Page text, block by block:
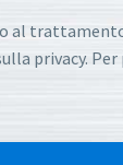
al
privacy.